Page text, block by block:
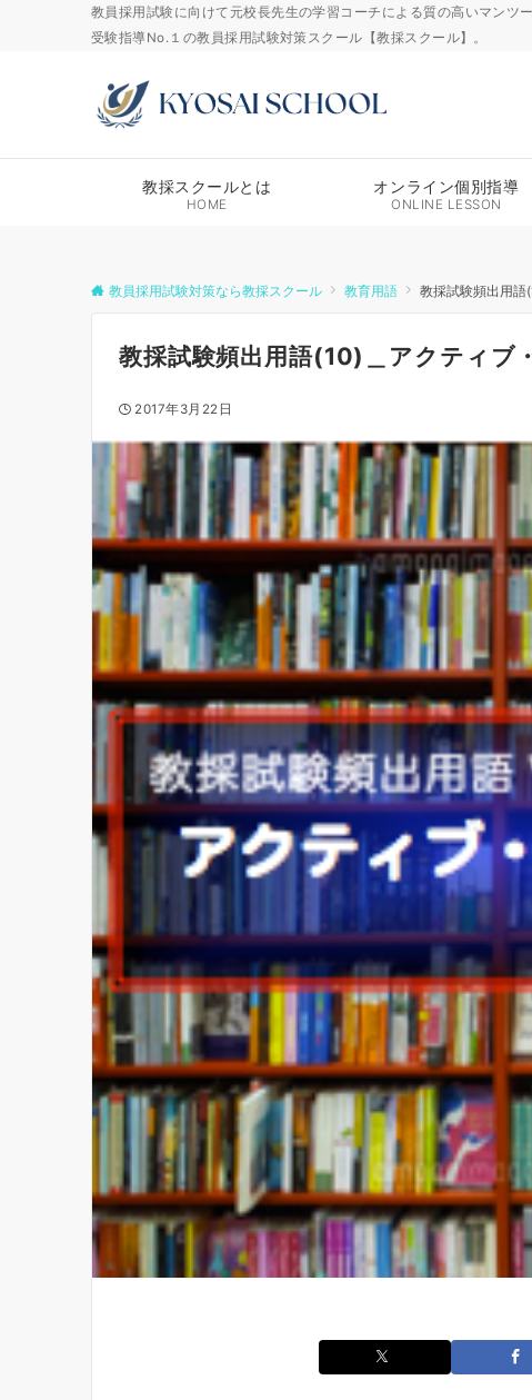
教員採用試験に向けて元校長先生の学習コーチによる質の高いマンツ
受験指導No.１の教員採用試験対策スクール【教採スクール】。
教採スクールとは
HOME
オンライン個別指導
ONLINE LESSON
教員採用試験対策なら教採スクール 教育用語 教採試験頻出用語
教採試験頻出用語(10)＿アクティブ
2017年3月22日